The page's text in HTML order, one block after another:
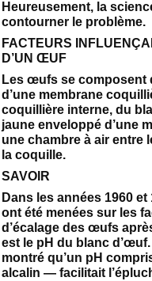
Heureusement, la
contourner le problème.
FACTEURS
D’UN ŒUF
Les œufs se composent
d’une membrane
coquillière interne, du
jaune enveloppé d’une
une chambre à air entre
la coquille.
SAVOIR
Dans les années 1960
ont été menées sur les
d’écalage des œufs
est le pH du blanc
montré qu’un pH
alcalin — facilitait